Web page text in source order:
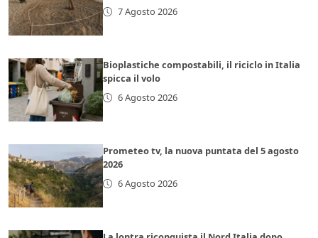
7 Agosto 2026
Bioplastiche compostabili, il riciclo in Italia
spicca il volo
6 Agosto 2026
Prometeo tv, la nuova puntata del 5 agosto
2026
6 Agosto 2026